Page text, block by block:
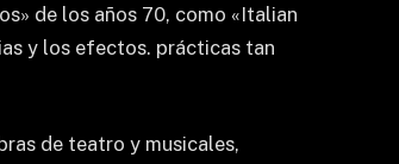
de los años 70, como «Italian
y los efectos. prácticas tan
de teatro y musicales,